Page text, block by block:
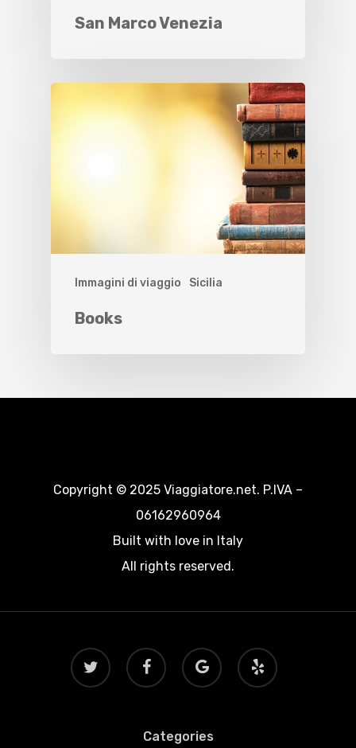
San Marco Venezia
Immagini di viaggio Sicilia
Books
Copyright © 2025 Viaggiatore.net. P.IVA –
06162960964
Built with love in Italy
All rights reserved.
twitter facebook
google-
plus
yelp
Categories